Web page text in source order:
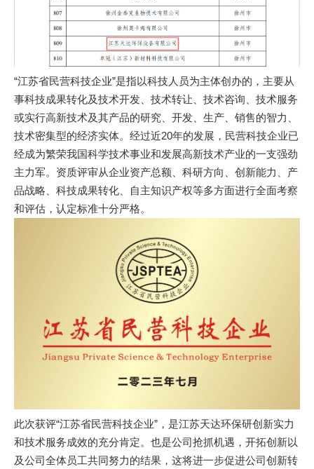
“江苏省民营科技企业”是指以科技人员为主体创办的，主要从
事科技成果转化及技术开发、技术转让、技术咨询、技术服务
或实行高新技术及其产品的研究、开发、生产、销售的智力、
技术密集型的经济实体。经过近20年的发展，民营科技企业已
经成为繁荣我国科学技术事业和发展高新技术产业的一支强劲
主力军。资质评审从企业资产总额、科研方向、创新能力、产
品战略、科技成果转化、自主知识产权等多方面进行全面考察
和评估，认定标准十分严格。
此次获评“江苏省民营科技企业”，是江苏天达环保研创新实力
和技术服务成效的充分肯定。也是公司抢抓机遇，开拓创新以
及公司全体员工共同努力的结果，这将进一步促进公司创新转